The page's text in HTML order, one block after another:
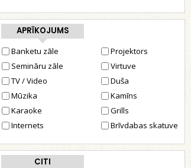
APRĪKOJUMS
Banketu zāle
Semināru zāle
TV / Video
Mūzika
Karaoke
Internets
Projektors
Virtuve
Duša
Kamīns
Grills
Brīvdabas skatuve
CITI